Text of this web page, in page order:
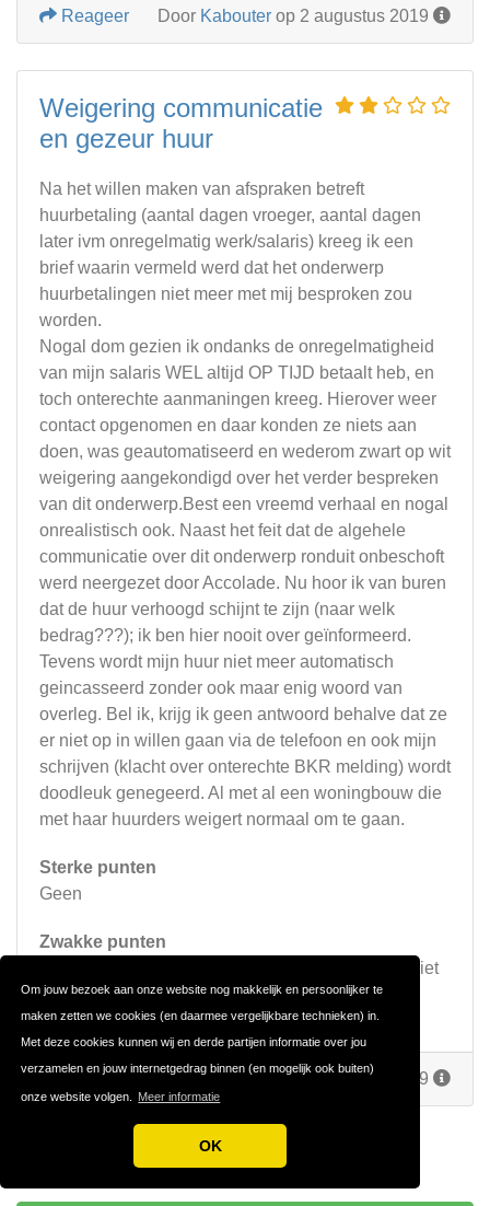
Om jouw bezoek aan onze website nog makkelijk en persoonlijker te
maken zetten we cookies (en daarmee vergelijkbare technieken) in.
Met deze cookies kunnen wij en derde partijen informatie over jou
verzamelen en jouw internetgedrag binnen (en mogelijk ook buiten)
onze website volgen. Meer informatie
OK
Door Kabouter op 2 augustus 2019
Reageer
Weigering communicatie
en gezeur huur
Na het willen maken van afspraken betreft
huurbetaling (aantal dagen vroeger, aantal dagen
later ivm onregelmatig werk/salaris) kreeg ik een
brief waarin vermeld werd dat het onderwerp
huurbetalingen niet meer met mij besproken zou
worden.
Nogal dom gezien ik ondanks de onregelmatigheid
van mijn salaris WEL altijd OP TIJD betaalt heb, en
toch onterechte aanmaningen kreeg. Hierover weer
contact opgenomen en daar konden ze niets aan
doen, was geautomatiseerd en wederom zwart op wit
weigering aangekondigd over het verder bespreken
van dit onderwerp.Best een vreemd verhaal en nogal
onrealistisch ook. Naast het feit dat de algehele
communicatie over dit onderwerp ronduit onbeschoft
werd neergezet door Accolade. Nu hoor ik van buren
dat de huur verhoogd schijnt te zijn (naar welk
bedrag???); ik ben hier nooit over geïnformeerd.
Tevens wordt mijn huur niet meer automatisch
geincasseerd zonder ook maar enig woord van
overleg. Bel ik, krijg ik geen antwoord behalve dat ze
er niet op in willen gaan via de telefoon en ook mijn
schrijven (klacht over onterechte BKR melding) wordt
doodleuk genegeerd. Al met al een woningbouw die
met haar huurders weigert normaal om te gaan.
Sterke punten
Geen
Zwakke punten
Communicatie, fatsoen en klanten"service" nog niet
eens op kleuterklasniveau
DoorGeirriteerdop 11 juli 2019
Reageer